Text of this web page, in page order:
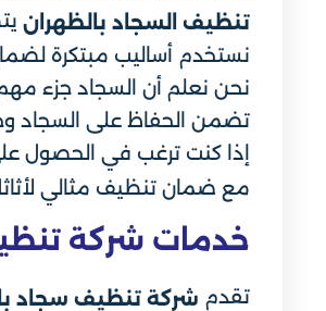
تنظيف السجاد بالظهران
نستخدم أساليب مبتكرة
نحن نعلم أن السجاد جزء
تضمن الحفاظ على السجاد
إذا كنت ترغب في الحصول على
مع ضمان تنظيف مثالي
خدمات شركة
تقدم شركة تنظيف سجاد